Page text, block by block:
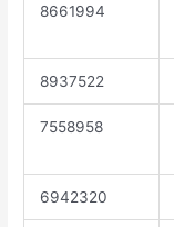
8661994
8937522
7558958
6942320